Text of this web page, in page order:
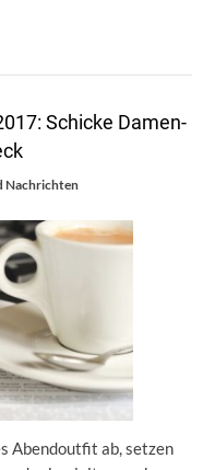
Schicke Damen-
Nachrichten
Abendoutfit ab, setzen